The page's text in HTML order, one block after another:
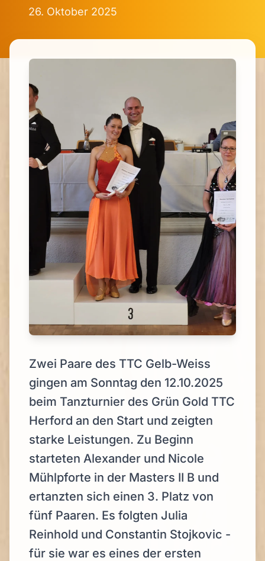
26. Oktober 2025
Zwei Paare des TTC Gelb-Weiss
gingen am Sonntag den 12.10.2025
beim Tanzturnier des Grün Gold TTC
Herford an den Start und zeigten
starke Leistungen. Zu Beginn
starteten Alexander und Nicole
Mühlpforte in der Masters II B und
ertanzten sich einen 3. Platz von
fünf Paaren. Es folgten Julia
Reinhold und Constantin Stojkovic -
für sie war es eines der ersten